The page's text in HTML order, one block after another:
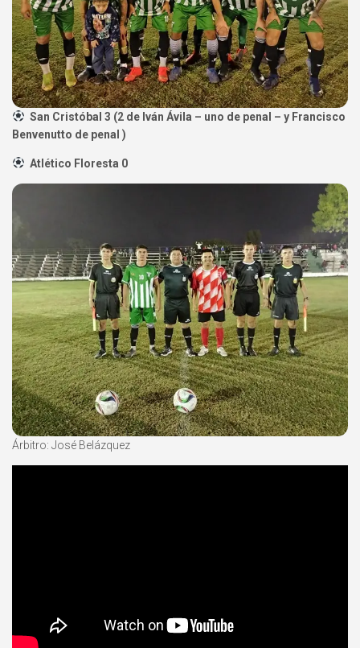
San Cristóbal 3 (2 de Iván Ávila – uno de penal – y Francisco
Benvenutto de penal )
Atlético Floresta 0
Árbitro: José Belázquez